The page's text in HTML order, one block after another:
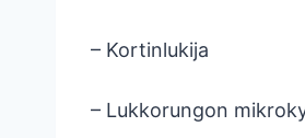
– Kortinlukija
– Lukkorungon